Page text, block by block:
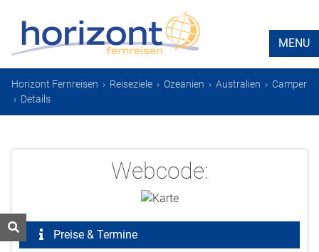
MENU
Horizont Fernreisen › Reiseziele › Ozeanien › Australien › Camper
› Details
Webcode:
Preise & Termine